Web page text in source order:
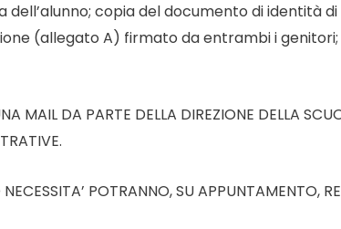
copia del documento di identità
(allegato A) firmato da entrambi i
MAIL DA PARTE DELLA DIREZIONE DELLA
POTRANNO, SU APPUNTAMENTO,